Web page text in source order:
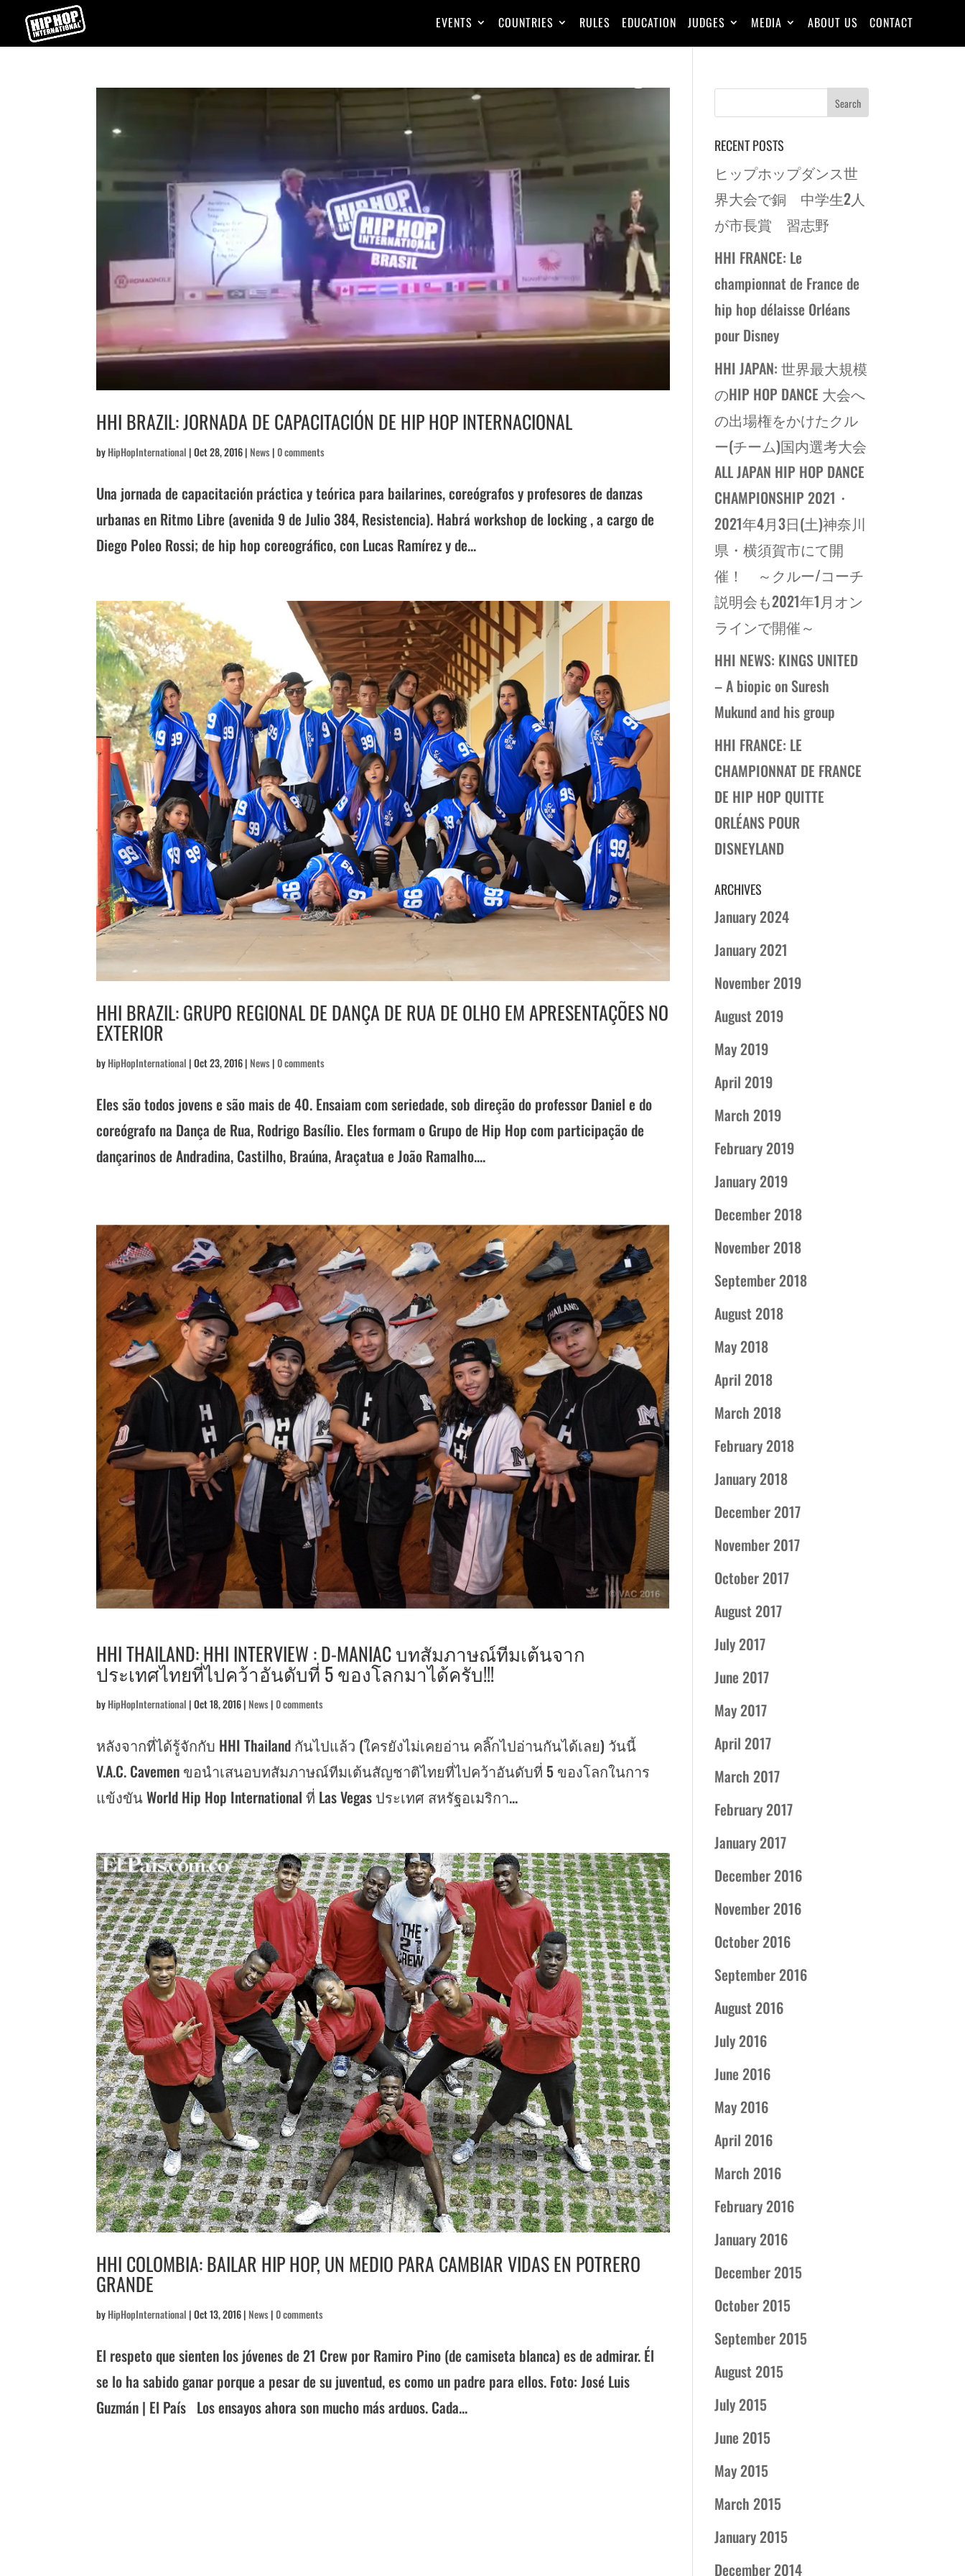
EVENTS COUNTRIES RULES EDUCATION JUDGES MEDIA ABOUT US CONTACT
HHI BRAZIL: JORNADA DE CAPACITACIÓN DE HIP HOP INTERNACIONAL
byHipHopInternational |Oct 28, 2016| News|0 comments
Una jornada de capacitación práctica y teórica para bailarines, coreógrafos y profesores de danzas
urbanas en Ritmo Libre (avenida 9 de Julio 384, Resistencia). Habrá workshop de locking , a cargo de
Diego Poleo Rossi; de hip hop coreográfico, con Lucas Ramírez y de...
HHI BRAZIL: GRUPO REGIONAL DE DANÇA DE RUA DE OLHO EM APRESENTAÇÕES NO
EXTERIOR
byHipHopInternational |Oct 23, 2016| News|0 comments
Eles são todos jovens e são mais de 40. Ensaiam com seriedade, sob direção do professor Daniel e do
coreógrafo na Dança de Rua, Rodrigo Basílio. Eles formam o Grupo de Hip Hop com participação de
dançarinos de Andradina, Castilho, Braúna, Araçatua e João Ramalho....
HHI THAILAND: HHI INTERVIEW : D-MANIAC บทสัมภาษณ์ทีมเต้นจาก
ประเทศไทยที่ไปคว้าอันดับที่ 5 ของโลกมาได้ครับ!!!
byHipHopInternational |Oct 18, 2016| News|0 comments
หลังจากที่ได้รู้จักกับ HHI Thailand กันไปแล้ว (ใครยังไม่เคยอ่าน คลิ๊กไปอ่านกันได้เลย) วันนี้
V.A.C. Cavemen ขอนำเสนอบทสัมภาษณ์ทีมเต้นสัญชาติไทยที่ไปคว้าอันดับที่ 5 ของโลกในการ
แข้งขัน World Hip Hop International ที่ Las Vegas ประเทศ สหรัฐอเมริกา...
HHI COLOMBIA: BAILAR HIP HOP, UN MEDIO PARA CAMBIAR VIDAS EN POTRERO
GRANDE
byHipHopInternational |Oct 13, 2016| News|0 comments
El respeto que sienten los jóvenes de 21 Crew por Ramiro Pino (de camiseta blanca) es de admirar. Él
se lo ha sabido ganar porque a pesar de su juventud, es como un padre para ellos. Foto: José Luis
Guzmán | El País Los ensayos ahora son mucho más arduos. Cada...
RECENT POSTS
ヒップホップダンス世
界大会で銅 中学生2人
が市長賞 習志野
HHI FRANCE: Le
championnat de France de
hip hop délaisse Orléans
pour Disney
HHI JAPAN: 世界最大規模
のHIP HOP DANCE 大会へ
の出場権をかけたクル
ー(チーム)国内選考大会
ALL JAPAN HIP HOP DANCE
CHAMPIONSHIP 2021・
2021年4月3日(土)神奈川
県・横須賀市にて開
催！ ～クルー/コーチ
説明会も2021年1月オン
ラインで開催～
HHI NEWS: KINGS UNITED
– A biopic on Suresh
Mukund and his group
HHI FRANCE: LE
CHAMPIONNAT DE FRANCE
DE HIP HOP QUITTE
ORLÉANS POUR
DISNEYLAND
ARCHIVES
January 2024
January 2021
November 2019
August 2019
May 2019
April 2019
March 2019
February 2019
January 2019
December 2018
November 2018
September 2018
August 2018
May 2018
April 2018
March 2018
February 2018
January 2018
December 2017
November 2017
October 2017
August 2017
July 2017
June 2017
May 2017
April 2017
March 2017
February 2017
January 2017
December 2016
November 2016
October 2016
September 2016
August 2016
July 2016
June 2016
May 2016
April 2016
March 2016
February 2016
January 2016
December 2015
October 2015
September 2015
August 2015
July 2015
June 2015
May 2015
March 2015
January 2015
December 2014